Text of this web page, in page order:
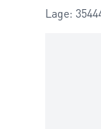
Lage: